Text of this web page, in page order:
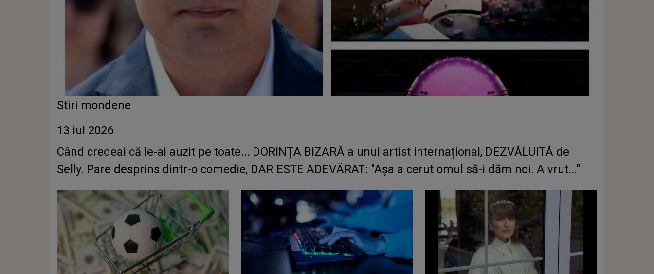
Stiri mondene
13 iul 2026
Când credeai că le-ai auzit pe toate... DORINȚA BIZARĂ a unui artist internațional, DEZVĂLUITĂ de
Selly. Pare desprins dintr-o comedie, DAR ESTE ADEVĂRAT: "Așa a cerut omul să-i dăm noi. A vrut..."